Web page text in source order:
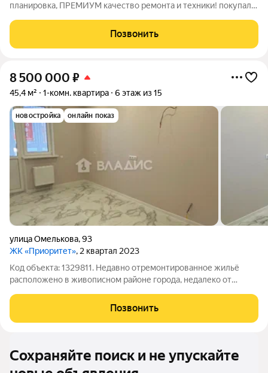
планировка, ПРЕМИУМ качество ремонта и техники! покупали
куплены год назад и еще на гарантии( причина продажи -
семейные
Позвонить
8 500 000 ₽
45,4 м² 1-комн. квартира 6 этаж из 15
новостройка онлайн показ
улица Омелькова,93
ЖК «Приоритет», 2 квартал 2023
Код объекта: 1329811. Недавно отремонтированное жильё
расположено в живописном районе города, недалеко от
образовательных учреждений. Спортивный комплекс
доступен для любителей активного образа
Позвонить
Сохраняйте поиск и не упускайте